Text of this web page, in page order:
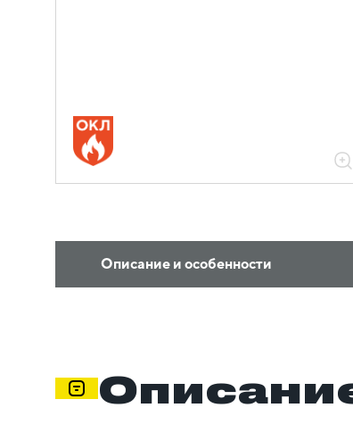
Описание и особенности